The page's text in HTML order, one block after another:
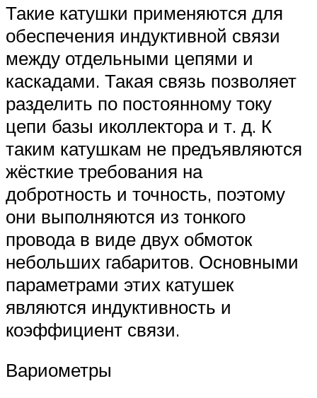
Такие катушки применяются для
обеспечения индуктивной связи
между отдельными цепями и
каскадами. Такая связь позволяет
разделить по постоянному току
цепи базы иколлектора и т. д. К
таким катушкам не предъявляются
жёсткие требования на
добротность и точность, поэтому
они выполняются из тонкого
провода в виде двух обмоток
небольших габаритов. Основными
параметрами этих катушек
являются индуктивность и
коэффициент связи.
Вариометры